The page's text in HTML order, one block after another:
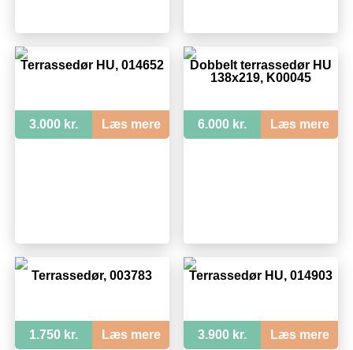
Terrassedør HU, 014652
3.000 kr. Læs mere
Dobbelt terrassedør HU
138x219, K00045
6.000 kr. Læs mere
Terrassedør, 003783
1.750 kr. Læs mere
Terrassedør HU, 014903
3.900 kr. Læs mere